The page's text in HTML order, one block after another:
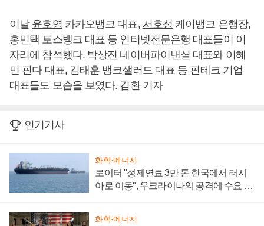
이날 윤호영 카카오뱅크 대표, 서호성 케이뱅크 은행장,
홍민택 토스뱅크 대표 등 인터넷전문은행 대표들이 이
자리에 참석했다. 박상진 네이버파이낸셜 대표와 이혜
민 핀다 대표, 김태훈 뱅크샐러드 대표 등 핀테크 기업
대표들도 모습을 보였다. 김환 기자
인기기사
화학·에너지
로이터 "정제연료 3만 톤 한국에서 러시
아로 이동", 우크라이나의 공격에 수요 늘
화학·에너지